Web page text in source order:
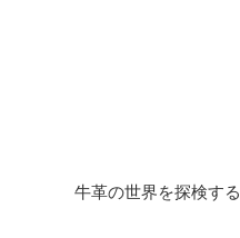
牛革の世界を探検する